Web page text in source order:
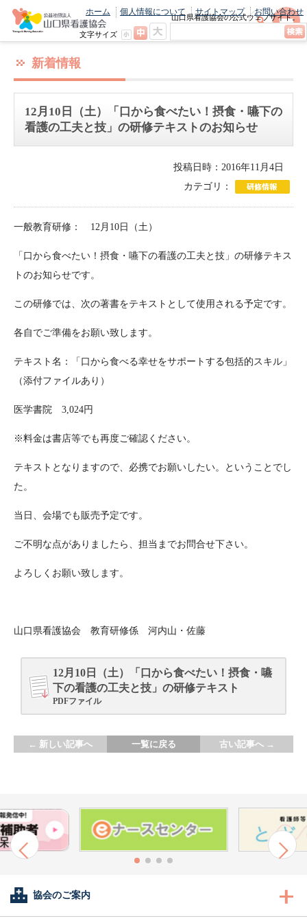
山口県看護協会の公式ウェブサイト。
最新のニュースやお知らせをいち早くお
ホーム 個人情報について サイトマップ お問い合わせ
文字サイズ
新着情報
12月10日（土）「口から食べたい！摂食・嚥下の
看護の工夫と技」の研修テキストのお知らせ
投稿日時：2016年11月4日
カテゴリ：
一般教育研修： 12月10日（土）
「口から食べたい！摂食・嚥下の看護の工夫と技」の研修テキス
トのお知らせです。
この研修では、次の著書をテキストとして使用される予定です。
各自でご準備をお願い致します。
テキスト名：「口から食べる幸せをサポートする包括的スキル」
（添付ファイルあり）
医学書院 3,024円
※料金は書店等でも再度ご確認ください。
テキストとなりますので、必携でお願いしたい。ということでし
た。
当日、会場でも販売予定です。
ご不明な点がありましたら、担当までお問合せ下さい。
よろしくお願い致します。
山口県看護協会 教育研修係 河内山・佐藤
12月10日（土）「口から食べたい！摂食・嚥
下の看護の工夫と技」の研修テキスト
PDFファイル
← 新しい記事へ 一覧に戻る 古い記事へ →
協会のご案内